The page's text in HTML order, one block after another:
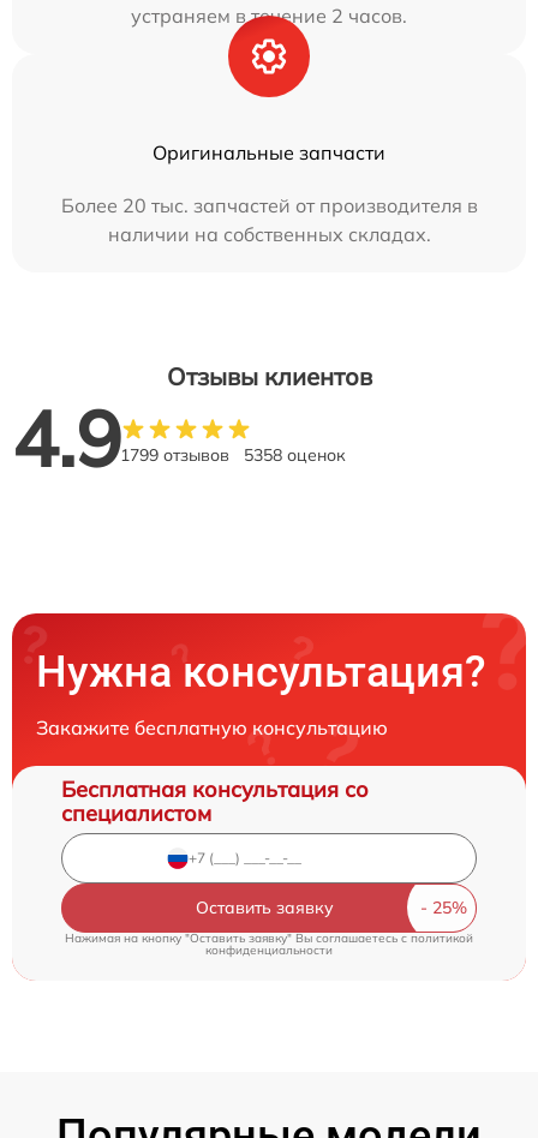
устраняем в течение 2 часов.
Оригинальные запчасти
Более 20 тыс. запчастей от производителя в
наличии на собственных складах.
Отзывы клиентов
4.91799 отзывов 5358 оценок
Нужна консультация?
Закажите бесплатную консультацию
Бесплатная консультация со
специалистом
Оставить заявку
Нажимая на кнопку "Оставить заявку" Вы соглашаетесь cполитикой
конфиденциальности